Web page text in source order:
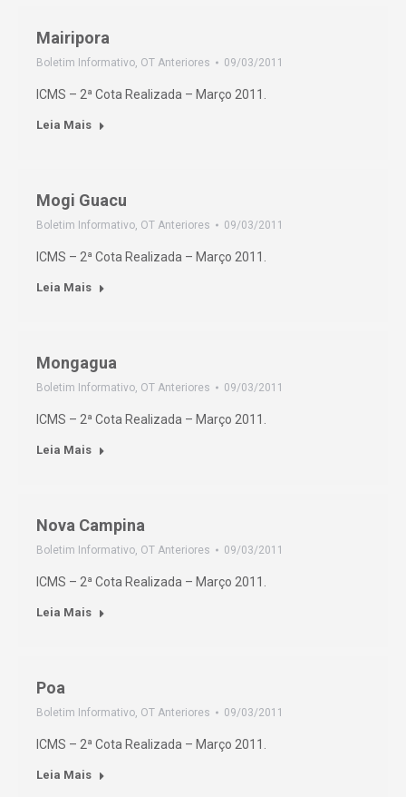
Mairipora
Boletim Informativo, OT Anteriores 09/03/2011
ICMS – 2ª Cota Realizada – Março 2011.
Leia Mais
Mogi Guacu
Boletim Informativo, OT Anteriores 09/03/2011
ICMS – 2ª Cota Realizada – Março 2011.
Leia Mais
Mongagua
Boletim Informativo, OT Anteriores 09/03/2011
ICMS – 2ª Cota Realizada – Março 2011.
Leia Mais
Nova Campina
Boletim Informativo, OT Anteriores 09/03/2011
ICMS – 2ª Cota Realizada – Março 2011.
Leia Mais
Poa
Boletim Informativo, OT Anteriores 09/03/2011
ICMS – 2ª Cota Realizada – Março 2011.
Leia Mais